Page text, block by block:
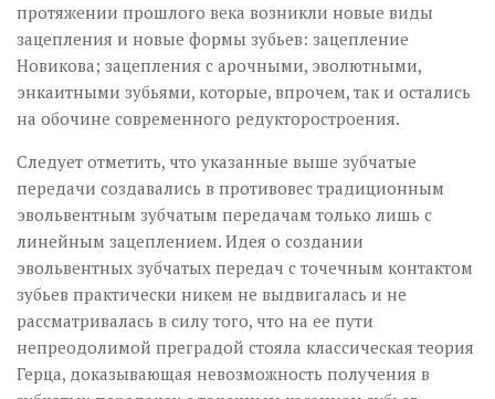
протяжении прошлого века возникли новые виды
зацепления и новые формы зубьев: зацепление
Новикова; зацепления с арочными, эволютными,
энкаитными зубьями, которые, впрочем, так и остались
на обочине современного редукторостроения.
Следует отметить, что указанные выше зубчатые
передачи создавались в противовес традиционным
эвольвентным зубчатым передачам только лишь с
линейным зацеплением. Идея о создании
эвольвентных зубчатых передач с точечным контактом
зубьев практически никем не выдвигалась и не
рассматривалась в силу того, что на ее пути
непреодолимой преградой стояла классическая теория
Герца, доказывающая невозможность получения в